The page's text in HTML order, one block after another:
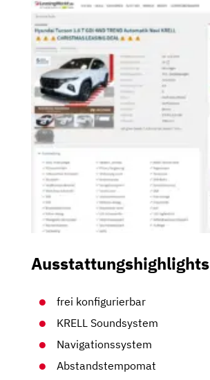
Ausstattungshighlights
frei konfigurierbar
KRELL Soundsystem
Navigationssystem
Abstandstempomat